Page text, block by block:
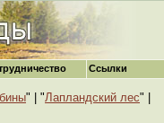
" | "Лапландский лес" |
Ссылки